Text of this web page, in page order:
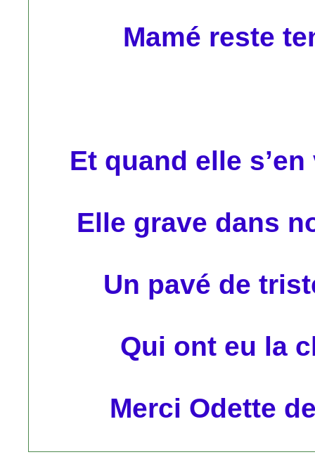
Mamé reste
Et quand elle
Elle grave dans
Un pavé de
Qui ont eu la
Merci Odette